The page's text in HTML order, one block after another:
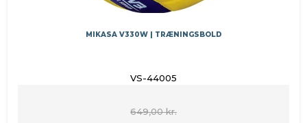
MIKASA V330W | TRÆNINGSBOLD
VS-44005
649,00 kr.